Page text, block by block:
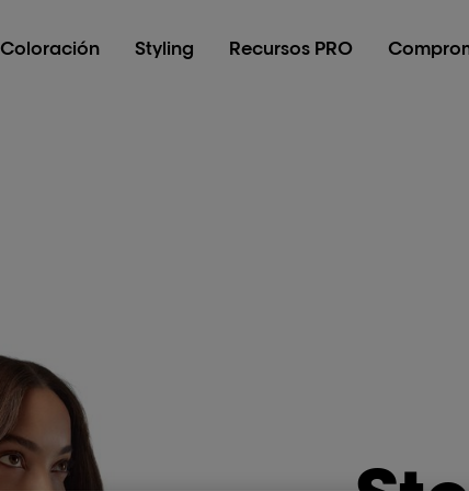
Coloración Styling Recursos PRO